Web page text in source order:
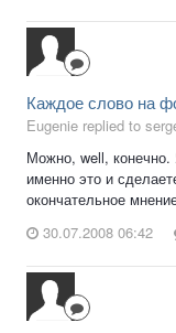
Каждое слово на
Eugenie replied to
Можно, well, конечно.
именно это и
окончательное
30.07.2008 06:42